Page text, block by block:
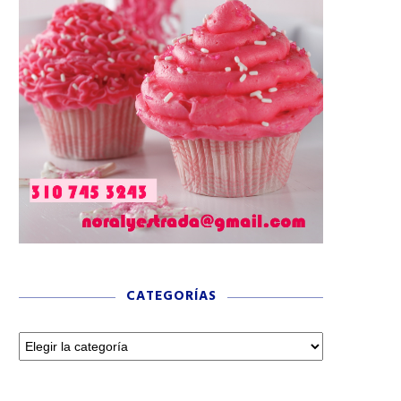
CATEGORÍAS